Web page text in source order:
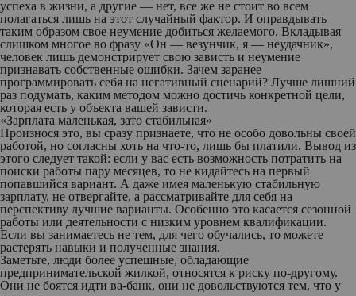
успеха в жизни, а другие — нет, все же не стоит во всем
полагаться лишь на этот случайный фактор. И оправдывать
таким образом свое неумение добиться желаемого. Вкладывая
слишком многое во фразу «Он — везунчик, я — неудачник»,
человек лишь демонстрирует свою зависть и неумение
признавать собственные ошибки. Зачем заранее
программировать себя на негативный сценарий? Лучше лишний
раз подумать, каким методом можно достичь конкретной цели,
которая есть у объекта вашей зависти.
«Зарплата маленькая, зато стабильная»
Произнося это, вы сразу признаете, что не особо довольны своей
работой, но согласны хоть на что-то, лишь бы платили. Вывод из
этого следует такой: если у вас есть возможность потратить на
поиски работы пару месяцев, то не кидайтесь на первый
попавшийся вариант. А даже имея маленькую стабильную
зарплату, не отвергайте, а рассматривайте для себя на
перспективу лучшие варианты. Особенно это касается сезонной
работы или деятельности с низким уровнем квалификации.
Если вы занимаетесь не тем, для чего обучались, то можете
растерять навыки и полученные знания.
Заметьте, люди более успешные, обладающие
предпринимательской жилкой, относятся к риску по-другому.
Они не боятся идти ва-банк, они не довольствуются тем, что у